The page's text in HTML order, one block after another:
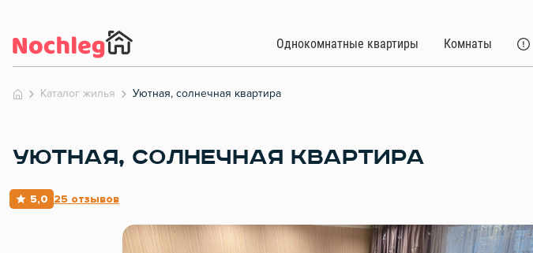
Однокомнатные квартиры Комнаты
Каталог жилья Уютная, солнечная квартира
УЮТНАЯ, СОЛНЕЧНАЯ КВАРТИРА
5,0 25 отзывов